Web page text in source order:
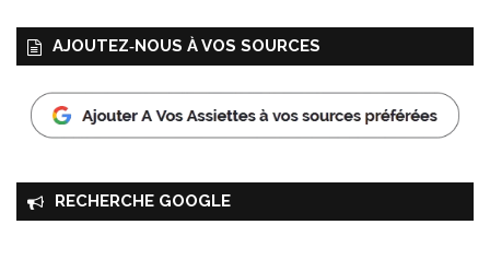
AJOUTEZ‑NOUS À VOS SOURCES
RECHERCHE GOOGLE